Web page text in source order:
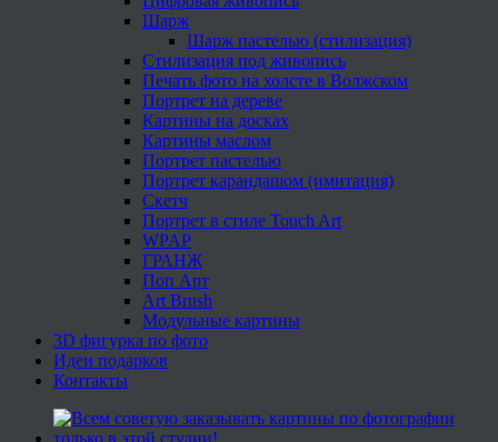
Шарж
Шарж пастелью (стилизация)
Стилизация под живопись
Печать фото на холсте в Волжском
Портрет на дереве
Картины на досках
Картины маслом
Портрет пастелью
Портрет карандашом (имитация)
Скетч
Портрет в стиле Touch Art
WPAP
ГРАНЖ
Поп Арт
Art Brush
Модульные картины
3D фигурка по фото
Идеи подарков
Контакты